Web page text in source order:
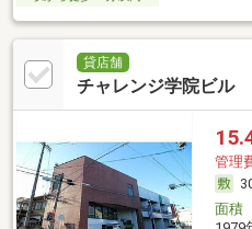
貸店舗
チャレンジ学院ビル
管理
面積